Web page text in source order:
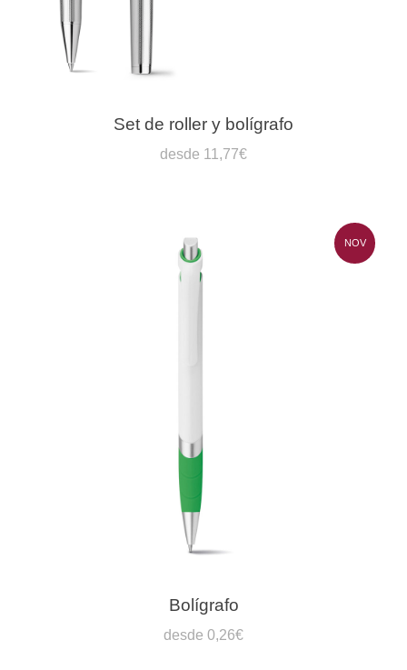
Set de roller y bolígrafo
desde 11,77€
NOV
Bolígrafo
desde 0,26€